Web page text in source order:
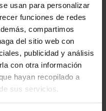
usan para personalizar
funciones de redes
compartimos
del sitio web con
publicidad y análisis
con otra información
hayan recopilado a
sus servicios.
CAPITALES ESPAÑOLAS
- SEGOVIA
73,00 €